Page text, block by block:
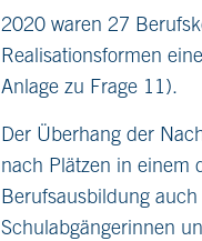
2020 waren 27
Realisationsformen
Anlage zu Frage 11).
Der Überhang der
nach Plätzen in einem
Berufsausbildung
Schulabgängerinnen